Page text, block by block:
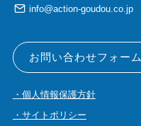
info@action-goudou.co.jp
お問い合わせフォーム
・個人情報保護方針
・サイトポリシー